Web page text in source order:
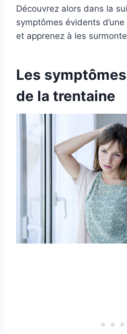
Découvrez alors dans la
symptômes évidents
et apprenez à les
Les
de la trentaine